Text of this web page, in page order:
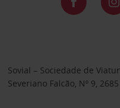
Sovial – Sociedade de
Severiano Falcão, Nº 9,